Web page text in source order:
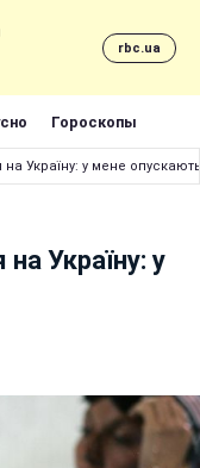
rbc.ua
Гороскопы
Україну: у мене
Україну: у